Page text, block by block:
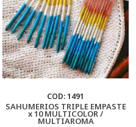
COD: 1491
SAHUMERIOS TRIPLE EMPASTE
x 10 MULTICOLOR /
MULTIAROMA